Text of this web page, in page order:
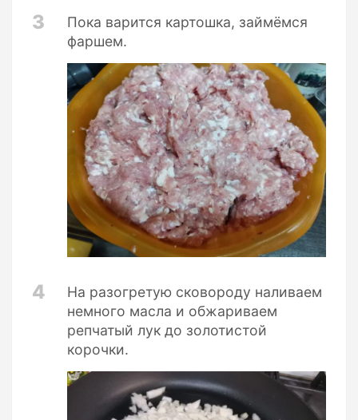
3
Пока варится картошка, займёмся
фаршем.
4
На разогретую сковороду наливаем
немного масла и обжариваем
репчатый лук до золотистой
корочки.